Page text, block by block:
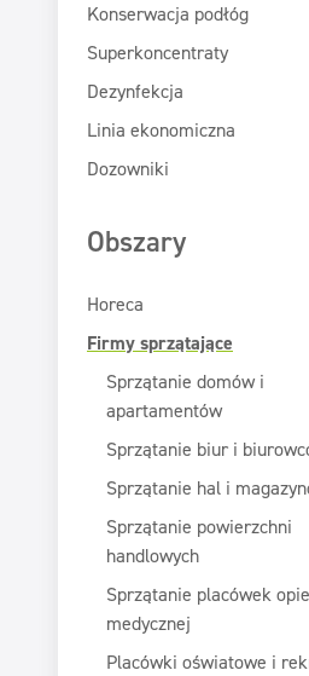
Konserwacja podłóg
Superkoncentraty
Dezynfekcja
Linia ekonomiczna
Dozowniki
Obszary
Horeca
Firmy sprzątające
Sprzątanie domów i
apartamentów
Sprzątanie biur i
Sprzątanie hal i
Sprzątanie powierzchni
handlowych
Sprzątanie placówek
medycznej
Placówki oświatowe i